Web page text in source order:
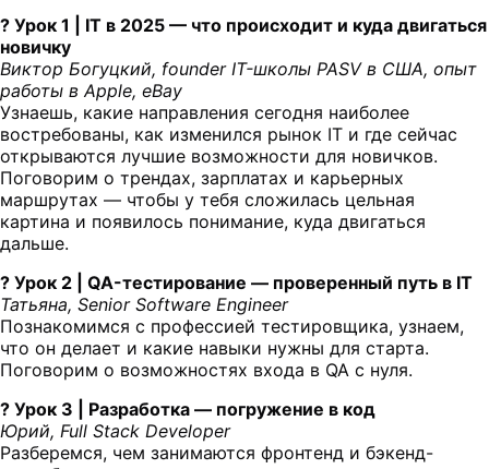
? Урок 1 | IT в 2025 — что происходит и куда двигаться
новичку
Виктор Богуцкий, founder IT-школы PASV в США, опыт
работы в Apple, eBay
Узнаешь, какие направления сегодня наиболее
востребованы, как изменился рынок IT и где сейчас
открываются лучшие возможности для новичков.
Поговорим о трендах, зарплатах и карьерных
маршрутах — чтобы у тебя сложилась цельная
картина и появилось понимание, куда двигаться
дальше.
? Урок 2 | QA-тестирование — проверенный путь в IT
Татьяна, Senior Software Engineer
Познакомимся с профессией тестировщика, узнаем,
что он делает и какие навыки нужны для старта.
Поговорим о возможностях входа в QA с нуля.
? Урок 3 | Разработка — погружение в код
Юрий, Full Stack Developer
Разберемся, чем занимаются фронтенд и бэкенд-